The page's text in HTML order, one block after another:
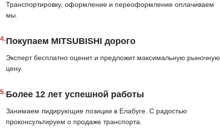
Транспортировку, оформление и переоформление оплачиваем
мы.
4.Покупаем MITSUBISHI дорого
Эксперт бесплатно оценит и предложит максимальную рыночную
цену.
5.Более 12 лет успешной работы
Занимаем лидирующие позиции в Елабуге. С радостью
проконсультируем о продаже транспорта.